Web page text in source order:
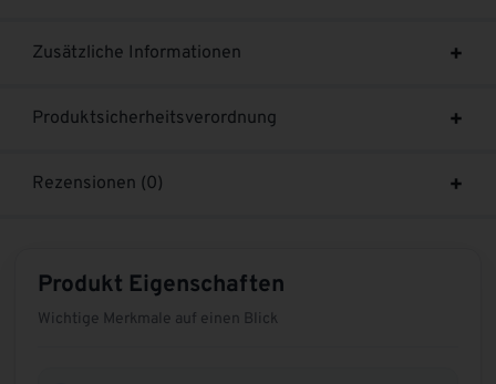
Zusätzliche Informationen
Produktsicherheitsverordnung
Rezensionen (0)
Produkt Eigenschaften
Wichtige Merkmale auf einen Blick